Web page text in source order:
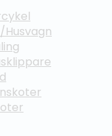
Husvagn